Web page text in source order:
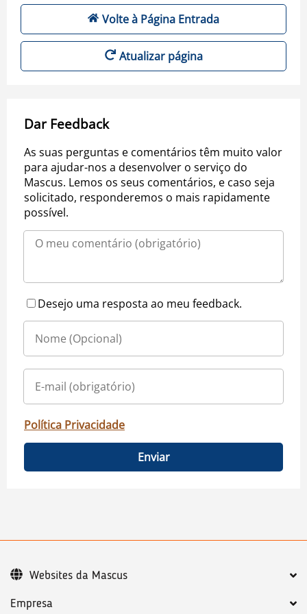
Volte à Página Entrada
Atualizar página
Dar Feedback
As suas perguntas e comentários têm muito valor
para ajudar-nos a desenvolver o serviço do
Mascus. Lemos os seus comentários, e caso seja
solicitado, responderemos o mais rapidamente
possível.
Desejo uma resposta ao meu feedback.
Política Privacidade
Enviar
Empresa
Websites da Mascus